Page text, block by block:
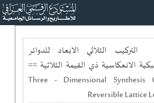
التركيب الثلاثي الابعاد للدوائر
الانعكاسية ذي القيمة الثلاثية ==
Three - Dimensional Synthesis
Reversible Lattice